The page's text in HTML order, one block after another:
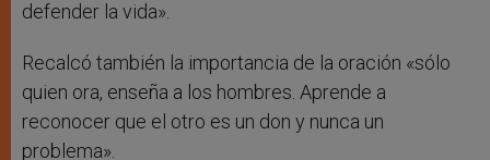
defender la vida».
Recalcó también la importancia de la oración «sólo
quien ora, enseña a los hombres. Aprende a
reconocer que el otro es un don y nunca un
problema».